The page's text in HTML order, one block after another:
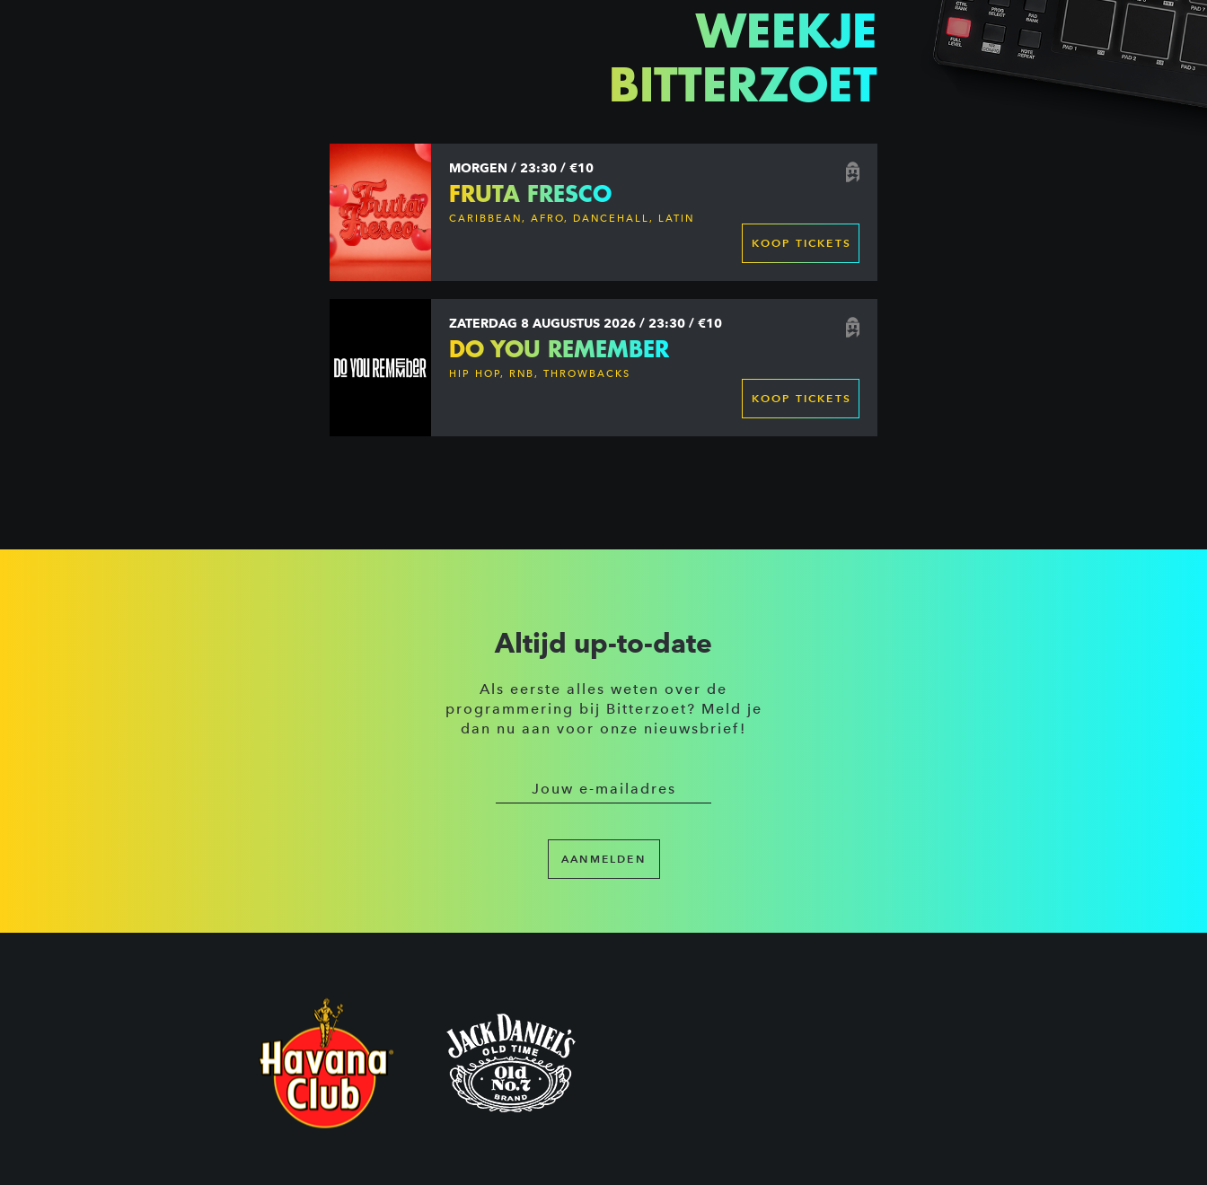
WEEKJE
BITTERZOET
MORGEN / 23:30 / €10
FRUTA FRESCO
CARIBBEAN, AFRO, DANCEHALL, LATIN
KOOP TICKETS
ZATERDAG 8 AUGUSTUS 2026 / 23:30 / €10
DO YOU REMEMBER
HIP HOP, RNB, THROWBACKS
KOOP TICKETS
Altijd up-to-date
Als eerste alles weten over de
programmering bij Bitterzoet? Meld je
dan nu aan voor onze nieuwsbrief!
AANMELDEN